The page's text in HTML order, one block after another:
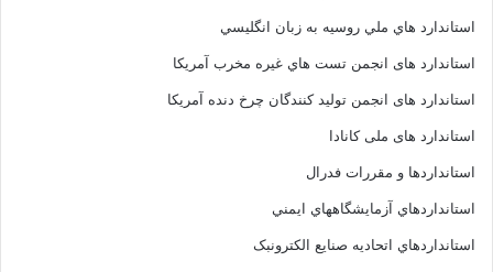
استاندارد هاي ملي روسيه به زبان انگليسي
استاندارد های انجمن تست هاي غيره مخرب آمريکا
استاندارد های انجمن توليد کنندگان چرخ دنده آمريکا
استاندارد های ملی کانادا
استانداردها و مقررات فدرال
استانداردهاي آزمايشگاههاي ايمني
استانداردهاي اتحاديه صنايع الکترونبک